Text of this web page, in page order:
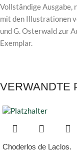
Vollständige Ausgabe,
mit den Illustrationen
und G. Osterwald zur
Exemplar.
VERWANDTE
Choderlos de Laclos.